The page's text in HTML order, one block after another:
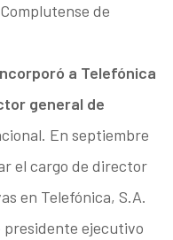
de
a Telefónica
general de
En septiembre
el cargo de director
en Telefónica, S.A.
presidente ejecutivo